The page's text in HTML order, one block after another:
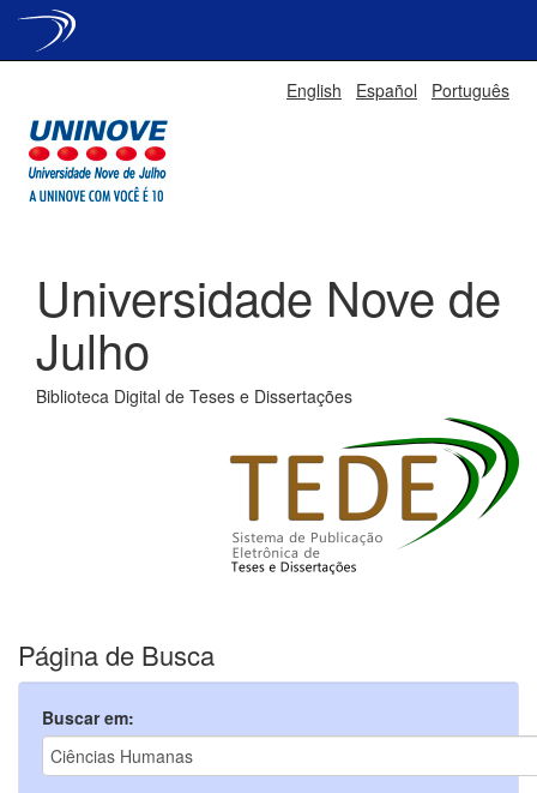
English Español Português
Universidade Nove de
Julho
Biblioteca Digital de Teses e Dissertações
Página de Busca
Buscar em: